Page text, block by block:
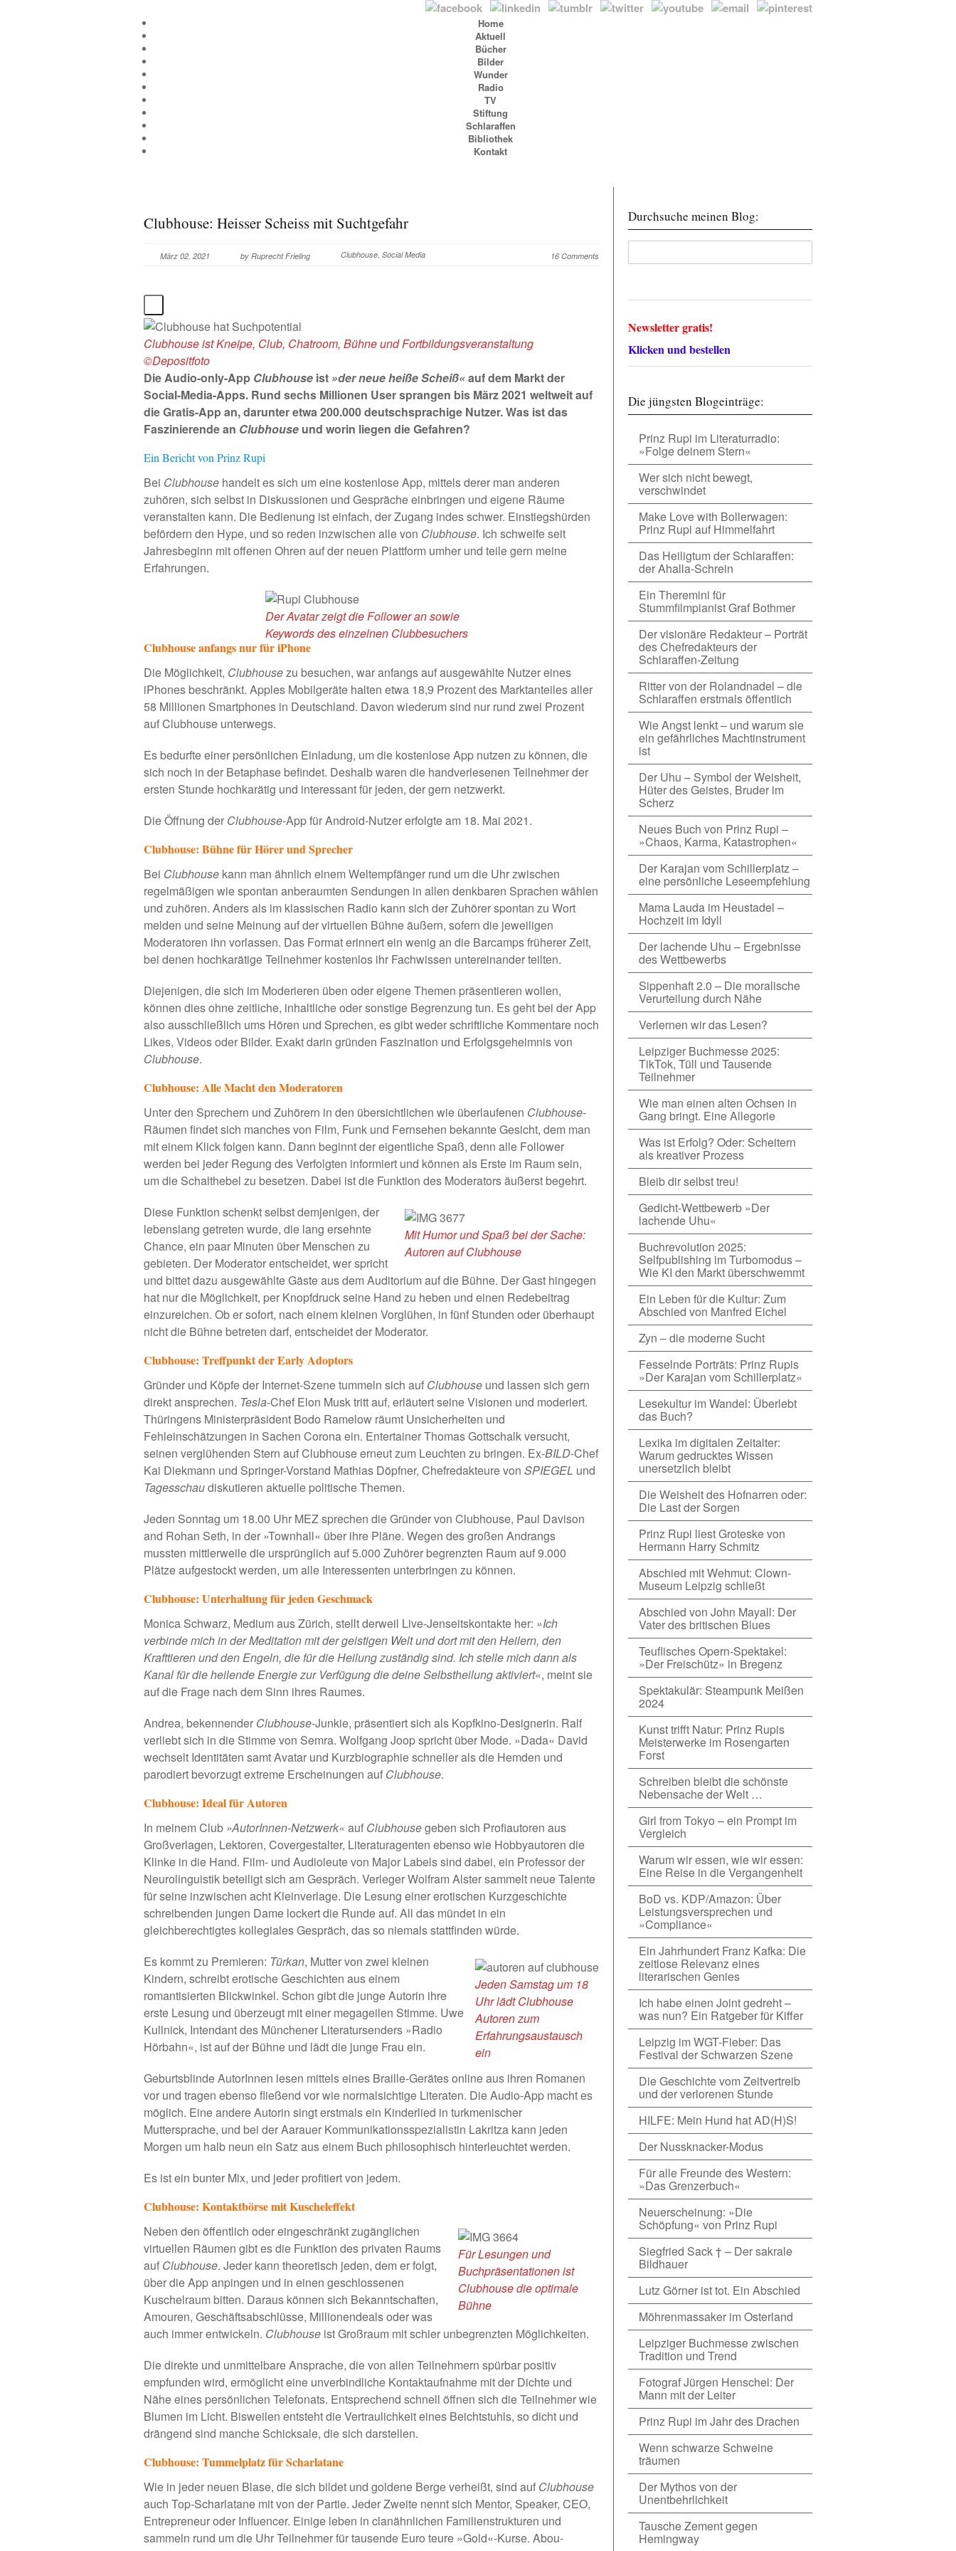
Home
Aktuell
Bücher
Bilder
Wunder
Radio
TV
Stiftung
Schlaraffen
Bibliothek
Kontakt
Clubhouse: Heisser Scheiss mit Suchtgefahr
März 02, 2021 by Ruprecht Frieling Clubhouse, Social Media 16 Comments
Clubhouse ist Kneipe, Club, Chatroom, Bühne und Fortbildungsveranstaltung
©Depositfoto
Die Audio-only-App Clubhouse ist »der neue heiße Scheiß«auf dem Markt der
Social-Media-Apps. Rund sechs Millionen User sprangen bis März 2021 weltweit auf
die Gratis-App an, darunter etwa 200.000 deutschsprachige Nutzer. Was ist das
Faszinierende an Clubhouse und worin liegen die Gefahren?
Ein Bericht von Prinz Rupi
Bei Clubhouse handelt es sich um eine kostenlose App, mittels derer man anderen
zuhören, sich selbst in Diskussionen und Gespräche einbringen und eigene Räume
veranstalten kann. Die Bedienung ist einfach, der Zugang indes schwer. Einstiegshürden
befördern den Hype, und so reden inzwischen alle von Clubhouse. Ich schweife seit
Jahresbeginn mit offenen Ohren auf der neuen Plattform umher und teile gern meine
Erfahrungen.
Der Avatar zeigt die Follower an sowie
Keywords des einzelnen Clubbesuchers
Clubhouse anfangs nur für iPhone
Die Möglichkeit, Clubhousezu besuchen, war anfangs auf ausgewählte Nutzer eines
iPhones beschränkt. Apples Mobilgeräte halten etwa 18,9 Prozent des Marktanteiles aller
58 Millionen Smartphones in Deutschland. Davon wiederum sind nur rund zwei Prozent
auf Clubhouse unterwegs.
Es bedurfte einer persönlichen Einladung, um die kostenlose App nutzen zu können, die
sich noch in der Betaphase befindet. Deshalb waren die handverlesenen Teilnehmer der
ersten Stunde hochkarätig und interessant für jeden, der gern netzwerkt.
Die Öffnung der Clubhouse-App für Android-Nutzer erfolgte am 18. Mai 2021.
Clubhouse: Bühne für Hörer und Sprecher
Bei Clubhouse kann man ähnlich einem Weltempfänger rund um die Uhr zwischen
regelmäßigen wie spontan anberaumten Sendungen in allen denkbaren Sprachen wählen
und zuhören. Anders als im klassischen Radio kann sich der Zuhörer spontan zu Wort
melden und seine Meinung auf der virtuellen Bühne äußern, sofern die jeweiligen
Moderatoren ihn vorlassen. Das Format erinnert ein wenig an die Barcampsfrüherer Zeit,
bei denen hochkarätige Teilnehmer kostenlos ihr Fachwissen untereinander teilten.
Diejenigen, die sich im Moderieren üben oder eigene Themen präsentieren wollen,
können dies ohne zeitliche, inhaltliche oder sonstige Begrenzung tun. Es geht bei der App
also ausschließlich ums Hören und Sprechen, es gibt weder schriftliche Kommentare noch
Likes, Videos oder Bilder. Exakt darin gründen Faszination und Erfolgsgeheimnis von
Clubhouse.
Clubhouse: Alle Macht den Moderatoren
Unter den Sprechern und Zuhörern in den übersichtlichen wie überlaufenen Clubhouse-
Räumen findet sich manches von Film, Funk und Fernsehen bekannte Gesicht, dem man
mit einem Klick folgen kann. Dann beginnt der eigentliche Spaß, denn alle Follower
werden bei jeder Regung des Verfolgten informiert und können als Erste im Raum sein,
um die Schalthebel zu besetzen. Dabei ist die Funktion des Moderators äußerst begehrt.
Mit Humor und Spaß bei der Sache:
Autoren auf Clubhouse
Diese Funktion schenkt selbst demjenigen, der
lebenslang getreten wurde, die lang ersehnte
Chance, ein paar Minuten über Menschen zu
gebieten. Der Moderator entscheidet, wer spricht
und bittet dazu ausgewählte Gäste aus dem Auditorium auf die Bühne. Der Gast hingegen
hat nur die Möglichkeit, per Knopfdruck seine Hand zu heben und einen Redebeitrag
einzureichen. Ob er sofort, nach einem kleinen Vorglühen, in fünf Stunden oder überhaupt
nicht die Bühne betreten darf, entscheidet der Moderator.
Clubhouse: Treffpunkt der Early Adoptors
Gründer und Köpfe der Internet-Szene tummeln sich auf Clubhouse und lassen sich gern
direkt ansprechen. Tesla-Chef Elon Musk tritt auf, erläutert seine Visionen und moderiert.
Thüringens Ministerpräsident Bodo Ramelow räumt Unsicherheiten und
Fehleinschätzungen in Sachen Corona ein. Entertainer Thomas Gottschalk versucht,
seinen verglühenden Stern auf Clubhouse erneut zum Leuchten zu bringen. Ex-BILD-Chef
Kai Diekmann und Springer-Vorstand Mathias Döpfner, Chefredakteure von SPIEGEL und
Tagesschaudiskutieren aktuelle politische Themen.
Jeden Sonntag um 18.00 Uhr MEZ sprechen die Gründer von Clubhouse, Paul Davison
and Rohan Seth, in der »Townhall« über ihre Pläne. Wegen des großen Andrangs
mussten mittlerweile die ursprünglich auf 5.000 Zuhörer begrenzten Raum auf 9.000
Plätze aufgestockt werden, um alle Interessenten unterbringen zu können.
Clubhouse: Unterhaltung für jeden Geschmack
Monica Schwarz, Medium aus Zürich, stellt derweil Live-Jenseitskontakte her: »Ich
verbinde mich in der Meditation mit der geistigen Welt und dort mit den Heilern, den
Krafttieren und den Engeln, die für die Heilung zuständig sind. Ich stelle mich dann als
Kanal für die heilende Energie zur Verfügung die deine Selbstheilung aktiviert«, meint sie
auf die Frage nach dem Sinn ihres Raumes.
Andrea, bekennender Clubhouse-Junkie, präsentiert sich als Kopfkino-Designerin. Ralf
verliebt sich in die Stimme von Semra. Wolfgang Joop spricht über Mode. »Dada« David
wechselt Identitäten samt Avatar und Kurzbiographie schneller als die Hemden und
parodiert bevorzugt extreme Erscheinungen auf Clubhouse.
Clubhouse: Ideal für Autoren
In meinem Club »AutorInnen-Netzwerk« auf Clubhousegeben sich Profiautoren aus
Großverlagen, Lektoren, Covergestalter, Literaturagenten ebenso wie Hobbyautoren die
Klinke in die Hand. Film- und Audioleute von Major Labels sind dabei, ein Professor der
Neurolinguistik beteiligt sich am Gespräch. VerlegerWolfram Alstersammelt neue Talente
für seine inzwischen acht Kleinverlage. Die Lesung einer erotischen Kurzgeschichte
schreibenden jungen Dame lockert die Runde auf. All das mündet in ein
gleichberechtigtes kollegiales Gespräch, das so niemals stattfinden würde.
Jeden Samstag um 18
Uhr lädt Clubhouse
Autoren zum
Erfahrungsaustausch
ein
Es kommt zu Premieren: Türkan, Mutter von zwei kleinen
Kindern, schreibt erotische Geschichten aus einem
romantisierten Blickwinkel. Schon gibt die junge Autorin ihre
erste Lesung und überzeugt mit einer megageilen Stimme. Uwe
Kullnick, Intendant des Münchener Literatursenders »Radio
Hörbahn«, ist auf der Bühne und lädt die junge Frau ein.
Geburtsblinde AutorInnen lesen mittels eines Braille-Gerätes online aus ihren Romanen
vor und tragen ebenso fließend vor wie normalsichtige Literaten. Die Audio-App macht es
möglich. Eine andere Autorin singt erstmals ein Kinderlied in turkmenischer
Muttersprache, und bei der Aarauer Kommunikationsspezialistin Lakritza kann jeden
Morgen um halb neun ein Satz aus einem Buch philosophisch hinterleuchtet werden.
Es ist ein bunter Mix, und jeder profitiert von jedem.
Clubhouse: Kontaktbörse mit Kuscheleffekt
Für Lesungen und
Buchpräsentationen ist
Clubhouse die optimale
Bühne
Neben den öffentlich oder eingeschränkt zugänglichen
virtuellen Räumen gibt es die Funktion des privaten Raums
auf Clubhouse. Jeder kann theoretisch jeden, dem er folgt,
über die App anpingen und in einen geschlossenen
Kuschelraum bitten. Daraus können sich Bekanntschaften,
Amouren, Geschäftsabschlüsse, Millionendeals oder was
auch immer entwickeln. Clubhouse ist Großraum mit schier unbegrenzten Möglichkeiten.
Die direkte und unmittelbare Ansprache, die von allen Teilnehmern spürbar positiv
empfunden wird, ermöglicht eine unverbindliche Kontaktaufnahme mit der Dichte und
Nähe eines persönlichen Telefonats. Entsprechend schnell öffnen sich die Teilnehmer wie
Blumen im Licht. Bisweilen entsteht die Vertraulichkeit eines Beichtstuhls, so dicht und
drängend sind manche Schicksale, die sich darstellen.
Clubhouse: Tummelplatz für Scharlatane
Wie in jeder neuen Blase, die sich bildet und goldene Berge verheißt, sind auf Clubhouse
auch Top-Scharlatane mit von der Partie. Jeder Zweite nennt sich Mentor, Speaker, CEO,
Entrepreneur oder Influencer. Einige leben in clanähnlichen Familienstrukturen und
sammeln rund um die Uhr Teilnehmer für tausende Euro teure »Gold«-Kurse. Abou-
Durchsuche meinen Blog:
Newsletter gratis!
Klicken und bestellen
Die jüngsten Blogeinträge:
Prinz Rupi im Literaturradio:
»Folge deinem Stern«
Wer sich nicht bewegt,
verschwindet
Make Love with Bollerwagen:
Prinz Rupi auf Himmelfahrt
Das Heiligtum der Schlaraffen:
der Ahalla-Schrein
Ein Theremini für
Stummfilmpianist Graf Bothmer
Der visionäre Redakteur – Porträt
des Chefredakteurs der
Schlaraffen-Zeitung
Ritter von der Rolandnadel – die
Schlaraffen erstmals öffentlich
Wie Angst lenkt – und warum sie
ein gefährliches Machtinstrument
ist
Der Uhu – Symbol der Weisheit,
Hüter des Geistes, Bruder im
Scherz
Neues Buch von Prinz Rupi –
»Chaos, Karma, Katastrophen«
Der Karajan vom Schillerplatz –
eine persönliche Leseempfehlung
Mama Lauda im Heustadel –
Hochzeit im Idyll
Der lachende Uhu – Ergebnisse
des Wettbewerbs
Sippenhaft 2.0 – Die moralische
Verurteilung durch Nähe
Verlernen wir das Lesen?
Leipziger Buchmesse 2025:
TikTok, Tüll und Tausende
Teilnehmer
Wie man einen alten Ochsen in
Gang bringt. Eine Allegorie
Was ist Erfolg? Oder: Scheitern
als kreativer Prozess
Bleib dir selbst treu!
Gedicht-Wettbewerb »Der
lachende Uhu«
Buchrevolution 2025:
Selfpublishing im Turbomodus –
Wie KI den Markt überschwemmt
Ein Leben für die Kultur: Zum
Abschied von Manfred Eichel
Zyn – die moderne Sucht
Fesselnde Porträts: Prinz Rupis
»Der Karajan vom Schillerplatz«
Lesekultur im Wandel: Überlebt
das Buch?
Lexika im digitalen Zeitalter:
Warum gedrucktes Wissen
unersetzlich bleibt
Die Weisheit des Hofnarren oder:
Die Last der Sorgen
Prinz Rupi liest Groteske von
Hermann Harry Schmitz
Abschied mit Wehmut: Clown-
Museum Leipzig schließt
Abschied von John Mayall: Der
Vater des britischen Blues
Teuflisches Opern-Spektakel:
»Der Freischütz« in Bregenz
Spektakulär: Steampunk Meißen
2024
Kunst trifft Natur: Prinz Rupis
Meisterwerke im Rosengarten
Forst
Schreiben bleibt die schönste
Nebensache der Welt …
Girl from Tokyo – ein Prompt im
Vergleich
Warum wir essen, wie wir essen:
Eine Reise in die Vergangenheit
BoD vs. KDP/Amazon: Über
Leistungsversprechen und
»Compliance«
Ein Jahrhundert Franz Kafka: Die
zeitlose Relevanz eines
literarischen Genies
Ich habe einen Joint gedreht –
was nun? Ein Ratgeber für Kiffer
Leipzig im WGT-Fieber: Das
Festival der Schwarzen Szene
Die Geschichte vom Zeitvertreib
und der verlorenen Stunde
HILFE: Mein Hund hat AD(H)S!
Der Nussknacker-Modus
Für alle Freunde des Western:
»Das Grenzerbuch«
Neuerscheinung: »Die
Schöpfung« von Prinz Rupi
Siegfried Sack † – Der sakrale
Bildhauer
Lutz Görner ist tot. Ein Abschied
Möhrenmassaker im Osterland
Leipziger Buchmesse zwischen
Tradition und Trend
Fotograf Jürgen Henschel: Der
Mann mit der Leiter
Prinz Rupi im Jahr des Drachen
Wenn schwarze Schweine
träumen
Der Mythos von der
Unentbehrlichkeit
Tausche Zement gegen
Hemingway